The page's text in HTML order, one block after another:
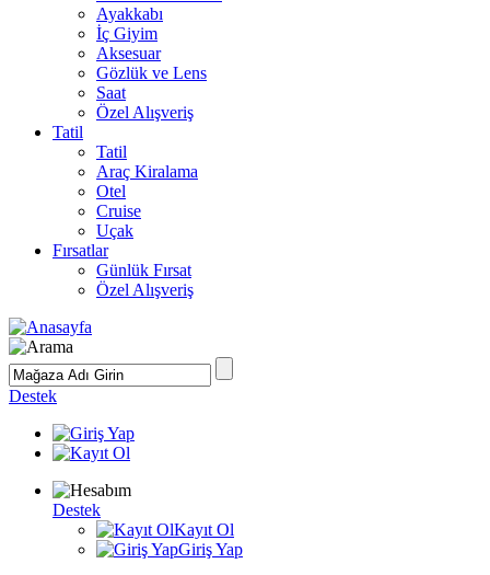
Ayakkabı
İç Giyim
Aksesuar
Gözlük ve Lens
Saat
Özel Alışveriş
Tatil
Tatil
Araç Kiralama
Otel
Cruise
Uçak
Fırsatlar
Günlük Fırsat
Özel Alışveriş
Destek
Destek
Kayıt Ol
Giriş Yap